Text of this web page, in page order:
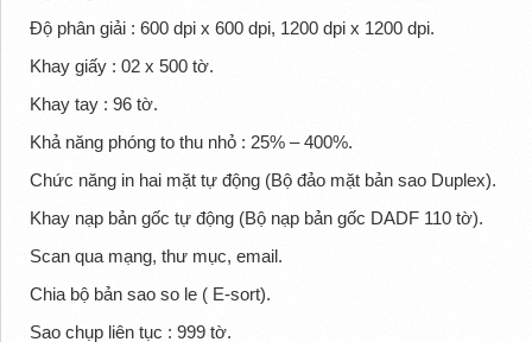
Độ phân giải : 600 dpi x 600 dpi, 1200 dpi x 1200 dpi.
Khay giấy : 02 x 500 tờ.
Khay tay : 96 tờ.
Khả năng phóng to thu nhỏ : 25% – 400%.
Chức năng in hai mặt tự động (Bộ đảo mặt bản sao Duplex).
Khay nạp bản gốc tự động (Bộ nạp bản gốc DADF 110 tờ).
Scan qua mạng, thư mục, email.
Chia bộ bản sao so le ( E-sort).
Sao chụp liên tục : 999 tờ.